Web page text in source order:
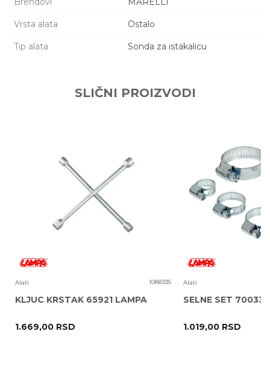
Vrsta alata Ostalo
Tip alata Sonda za istakalicu
POŠALJI
SLIČNI PROIZVODI
Alati 1088335
KLJUC KRSTAK 65921 LAMPA
1.669,00 RSD
Alati
SELNE SET 70033
1.019,00 RSD